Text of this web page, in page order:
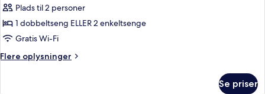
værelse
Plads til 2 personer
1 dobbeltseng ELLER 2 enkeltsenge
Gratis Wi-Fi
Flere oplysninger
Flere
Se priser